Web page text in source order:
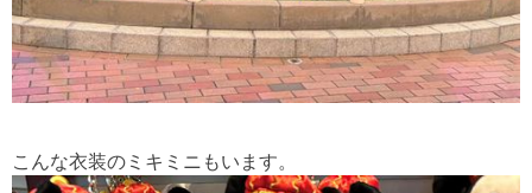
こんな衣装のミキミニもいます。